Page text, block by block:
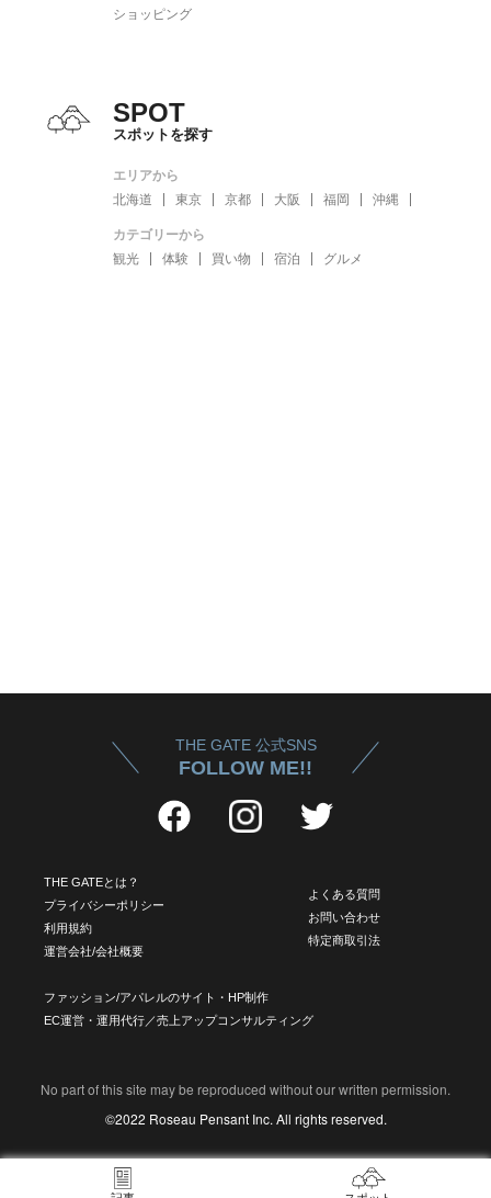
ショッピング
SPOT
スポットを探す
エリアから
北海道
東京 京都 大阪 福岡 沖縄
カテゴリーから
観光
体験 買い物 宿泊 グルメ
THE GATE 公式SNS
FOLLOW ME!!
THE GATEとは？
プライバシーポリシー
利用規約
運営会社/会社概要
よくある質問
お問い合わせ
特定商取引法
ファッション/アパレルのサイト・HP制作
EC運営・運用代行／売上アップコンサルティング
No part of this site may be reproduced without our written permission.
©2022 Roseau Pensant Inc. All rights reserved.